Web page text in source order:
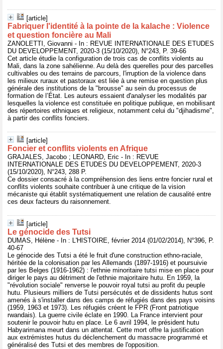
[article]
Fabriquer l'identité à la pointe de la kalache : Violence
et question foncière au Mali
ZANOLETTI, Giovanni - In : REVUE INTERNATIONALE DES ETUDES
DU DEVELOPPEMENT, 2020-3 (15/10/2020), N°243, P. 39-66
Cet article étudie la configuration de trois cas de conflits violents au
Mali, dans la zone sahélienne. Au delà des querelles pour des parcelles
cultivables ou des terrains de parcours, l'irruption de la violence dans
les milieux ruraux et pastoraux est liée à une remise en question plus
générale des institutions de la "brousse" au sein du processus de
formation de l’État. Les auteurs essaient d'analyser les modalités par
lesquelles la violence est constituée en politique publique, en mobilisant
des répertoires ethniques et religieux, notamment celui du "djihadisme",
à partir des conflits fonciers.
[article]
Foncier et conflits violents en Afrique
GRAJALES, Jacobo ; LEONARD, Eric - In : REVUE
INTERNATIONALE DES ETUDES DU DEVELOPPEMENT, 2020-3
(15/10/2020), N°243, 288 P.
Ce dossier consacré à la compréhension des liens entre foncier rural et
conflits violents souhaite contribuer à une critique de la vision
mécaniste qui établit systématiquement une relation de causalité entre
ces deux facteurs du raisonnement.
[article]
Le génocide des Tutsi
DUMAS, Hélène - In : L'HISTOIRE, février 2014 (01/02/2014), N°396, P.
40-67
Le génocide des Tutsi a été le fruit d'une construction ethno-raciale,
héritée de la colonisation par les Allemands (1897-1916) et poursuivie
par les Belges (1916-1962) : l'ethnie minoritaire tutsi mise en place pour
diriger le pays au détriment de l'ethnie majoritaire hutu. En 1959, la
"révolution sociale" renverse le pouvoir royal tutsi au profit du peuple
hutu. Plusieurs milliers de Tutsi persécutés et de dissidents hutus sont
amenés à s'installer dans des camps de réfugiés dans des pays voisins
(1959, 1963 et 1973). Les réfugiés créent le FPR (Front patriotique
rwandais). La guerre civile éclate en 1990. La France intervient pour
soutenir le pouvoir hutu en place. Le 6 avril 1994, le président hutu
Habyarimana meurt dans un attentat. Cette mort offre la justification
aux extrémistes hutus du déclenchement du massacre programmé et
généralisé des Tutsi et des membres de l'opposition.